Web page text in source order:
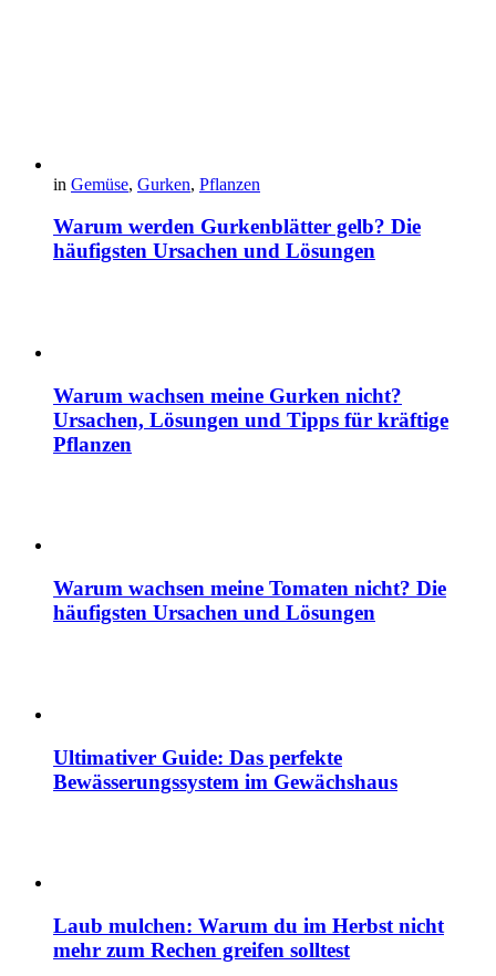
in Gemüse, Gurken, Pflanzen
Warum werden Gurkenblätter gelb? Die
häufigsten Ursachen und Lösungen
Warum wachsen meine Gurken nicht?
Ursachen, Lösungen und Tipps für kräftige
Pflanzen
Warum wachsen meine Tomaten nicht? Die
häufigsten Ursachen und Lösungen
Ultimativer Guide: Das perfekte
Bewässerungssystem im Gewächshaus
Laub mulchen: Warum du im Herbst nicht
mehr zum Rechen greifen solltest